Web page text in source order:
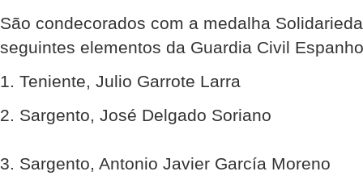
São condecorados com a medalha
seguintes elementos da Guardia Civil
1. Teniente, Julio Garrote Larra
2. Sargento, José Delgado Soriano
3. Sargento, Antonio Javier García Moreno